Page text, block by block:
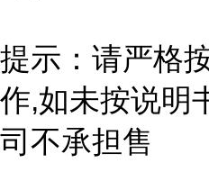
提示：请严格
作,如未按说明
司不承担售